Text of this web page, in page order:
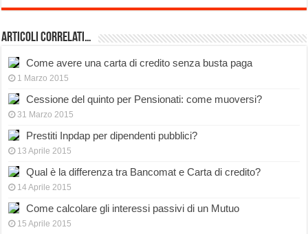
Articoli Correlati…
Come avere una carta di credito senza busta paga
1 Marzo 2015
Cessione del quinto per Pensionati: come muoversi?
31 Marzo 2015
Prestiti Inpdap per dipendenti pubblici?
13 Aprile 2015
Qual è la differenza tra Bancomat e Carta di credito?
14 Aprile 2015
Come calcolare gli interessi passivi di un Mutuo
15 Aprile 2015